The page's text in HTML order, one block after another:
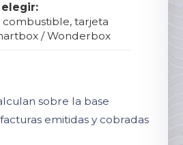
elegir:
combustible, tarjeta
/ Wonderbox
sobre la base
emitidas y cobradas